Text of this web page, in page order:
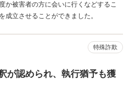
か被害者の方に会いに行くなどするこ
成立させることができました。
特殊詐欺
が認められ、執行猶予も獲